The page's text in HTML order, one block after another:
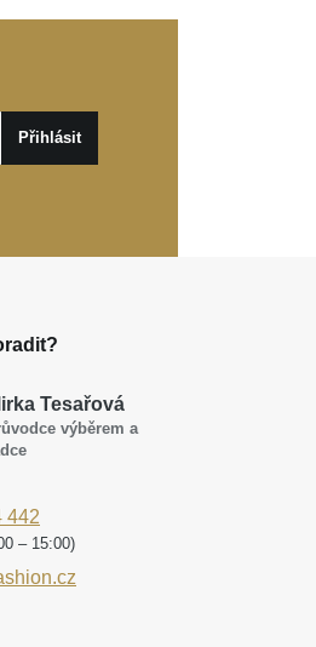
Přihlásit
Tesařová
výběrem a
442
– 15:00)